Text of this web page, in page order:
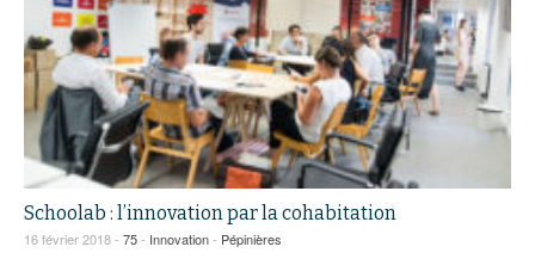
Schoolab : l’innovation par la cohabitation
16 février 2018 - 75- Innovation- Pépinières